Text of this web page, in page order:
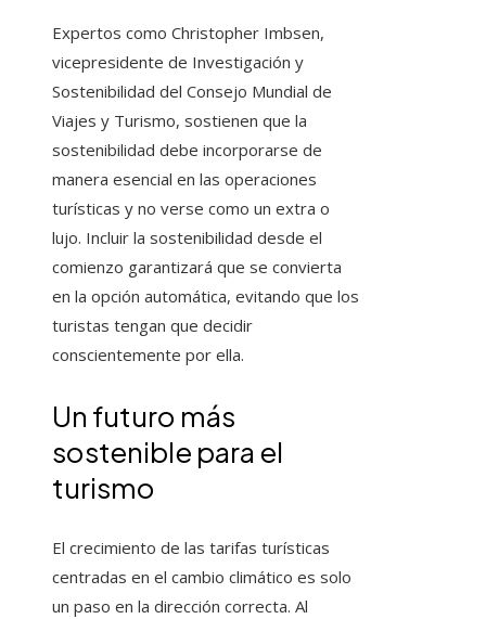
Expertos como Christopher Imbsen,
vicepresidente de Investigación y
Sostenibilidad del Consejo Mundial de
Viajes y Turismo, sostienen que la
sostenibilidad debe incorporarse de
manera esencial en las operaciones
turísticas y no verse como un extra o
lujo. Incluir la sostenibilidad desde el
comienzo garantizará que se convierta
en la opción automática, evitando que los
turistas tengan que decidir
conscientemente por ella.
Un futuro más
sostenible para el
turismo
El crecimiento de las tarifas turísticas
centradas en el cambio climático es solo
un paso en la dirección correcta. Al